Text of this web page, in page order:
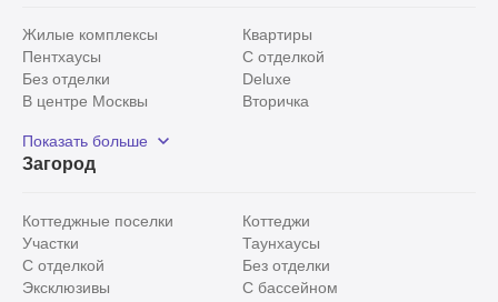
Жилые комплексы
Квартиры
Пентхаусы
С отделкой
Без отделки
Deluxe
В центре Москвы
Вторичка
Рядом с парком
С панорамными окнами
Показать больше
Загород
Коттеджные поселки
Коттеджи
Участки
Таунхаусы
С отделкой
Без отделки
Эксклюзивы
С бассейном